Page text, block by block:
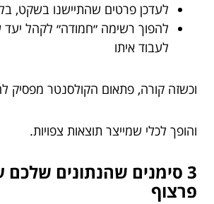
לעדכן פרטים שהתיישנו בשקט,
להפוך רשימה ״חמודה״ לקהל
לעבוד איתו
וכשזה קורה, פתאום הקולסנטר מפסיק
והופך לכלי שמייצר תוצאות צפויות.
3 סימנים שהנתונים
פרצוף